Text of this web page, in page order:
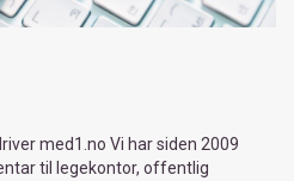
med1.no Vi har siden 2009
til legekontor, offentlig